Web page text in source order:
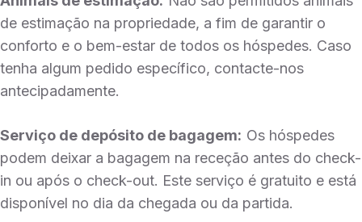
de estimação na propriedade, a fim de garantir o
conforto e o bem-estar de todos os hóspedes. Caso
tenha algum pedido específico, contacte-nos
antecipadamente.
Serviço de depósito de bagagem: Os hóspedes
podem deixar a bagagem na receção antes do check-
in ou após o check-out. Este serviço é gratuito e está
disponível no dia da chegada ou da partida.